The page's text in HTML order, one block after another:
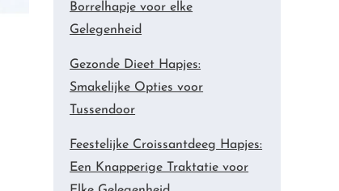
Borrelhapje voor elke
Gelegenheid
Gezonde Dieet Hapjes:
Smakelijke Opties voor
Tussendoor
Feestelijke Croissantdeeg Hapjes:
Een Knapperige Traktatie voor